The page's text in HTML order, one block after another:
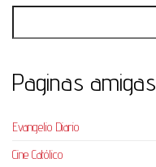
Paginas amigas
Evangelio Diario
Cine Católico